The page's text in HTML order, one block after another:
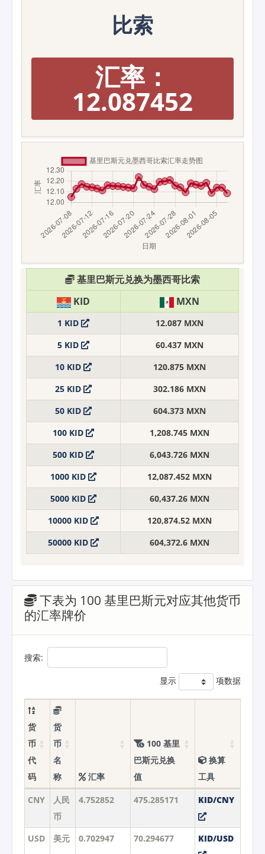
比索
汇率：
12.087452
基里巴斯元兑换为墨西哥比索
KID
MXN
1 KID
12.087 MXN
5 KID
60.437 MXN
10 KID
120.875 MXN
25 KID
302.186 MXN
50 KID
604.373 MXN
100 KID
1,208.745 MXN
500 KID
6,043.726 MXN
1000 KID
12,087.452 MXN
5000 KID
60,437.26 MXN
10000 KID
120,874.52 MXN
50000 KID
604,372.6 MXN
下表为 100 基里巴斯元对应其他货币
的汇率牌价
搜索:
显示 项数据
货
币
代
码
货
币
名
称
汇率
100 基里
巴斯元兑换
值
换算
工具
CNY
人民
币
4.752852 475.285171 KID/CNY
USD 美元 0.702947 70.294677 KID/USD